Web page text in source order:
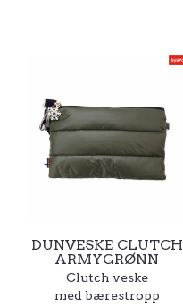
DUNVESKE CLUTCH
ARMYGRØNN
Clutch veske
med bærestropp